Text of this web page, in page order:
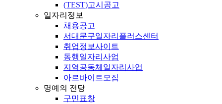
(TEST)고시공고
일자리정보
채용공고
서대문구일자리플러스센터
취업정보사이트
동행일자리사업
지역공동체일자리사업
아르바이트모집
명예의 전당
구민표창